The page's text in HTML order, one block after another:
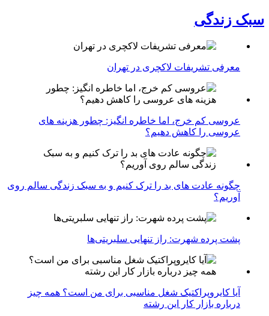
سبک زندگی
معرفی تشریفات لاکچری در تهران
عروسی کم خرج، اما خاطره انگیز: چطور هزینه های
عروسی را کاهش دهیم؟
چگونه عادت‌ های بد را ترک کنیم و به سبک زندگی سالم روی
آوریم؟
پشت پرده شهرت: راز تنهایی سلبریتی‌ها
آیا کایروپراکتیک شغل مناسبی برای من است؟ همه چیز
درباره بازار کار این رشته